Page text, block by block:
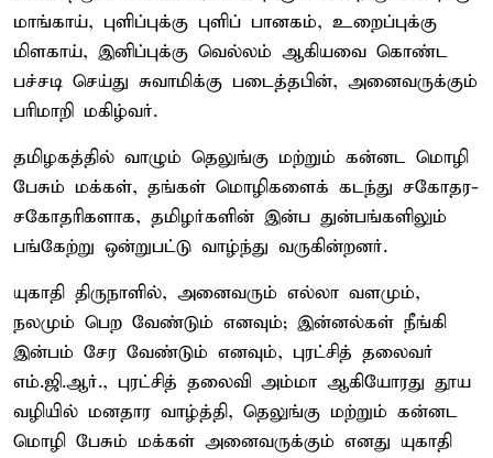
மாங்காய், புளிப்புக்கு புளிப் பானகம், உறைப்புக்கு
மிளகாய், இனிப்புக்கு வெல்லம் ஆகியவை கொண்ட
பச்சடி செய்து சுவாமிக்கு படைத்தபின், அனைவருக்கும்
பரிமாறி மகிழ்வர்.
தமிழகத்தில் வாழும் தெலுங்கு மற்றும் கன்னட மொழி
பேசும் மக்கள், தங்கள் மொழிகளைக் கடந்து சகோதர-
சகோதரிகளாக, தமிழர்களின் இன்ப துன்பங்களிலும்
பங்கேற்று ஒன்றுபட்டு வாழ்ந்து வருகின்றனர்.
யுகாதி திருநாளில், அனைவரும் எல்லா வளமும்,
நலமும் பெற வேண்டும் எனவும்; இன்னல்கள் நீங்கி
இன்பம் சேர வேண்டும் எனவும், புரட்சித் தலைவர்
எம்.ஜி.ஆர்., புரட்சித் தலைவி அம்மா ஆகியோரது தூய
வழியில் மனதார வாழ்த்தி, தெலுங்கு மற்றும் கன்னட
மொழி பேசும் மக்கள் அனைவருக்கும் எனது யுகாதி